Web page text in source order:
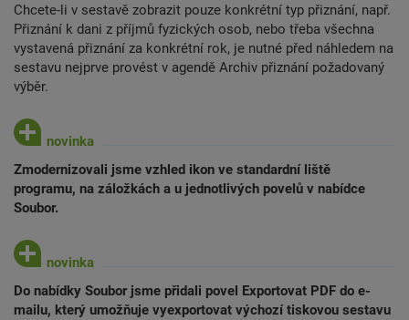
Chcete-li v sestavě zobrazit pouze konkrétní typ přiznání, např.
Přiznání k dani z příjmů fyzických osob, nebo třeba všechna
vystavená přiznání za konkrétní rok, je nutné před náhledem na
sestavu nejprve provést v agendě Archiv přiznání požadovaný
výběr.
Zmodernizovali jsme vzhled ikon ve standardní liště
programu, na záložkách a u jednotlivých povelů v nabídce
Soubor.
Do nabídky Soubor jsme přidali povel Exportovat PDF do e-
mailu, který umožňuje vyexportovat výchozí tiskovou sestavu